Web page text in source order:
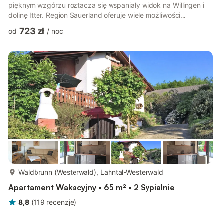
pięknym wzgórzu roztacza się wspaniały widok na Willingen i
dolinę Itter. Region Sauerland oferuje wiele możliwości
sąsiedztwie znajdują się obiekty takie jak: ośrodek sportów
Eissporthalle, kino i Centrum Informacji Turystycznej. W pobliżu
jest możliwość skorzystania z karuzeli narciarskiej. Apartament
jest w pe...
od 723 zł / noc
Waldbrunn (Westerwald), Lahntal-Westerwald
Apartament Wakacyjny • 65 m² • 2 Sypialnie
8,8 (119 recenzje)